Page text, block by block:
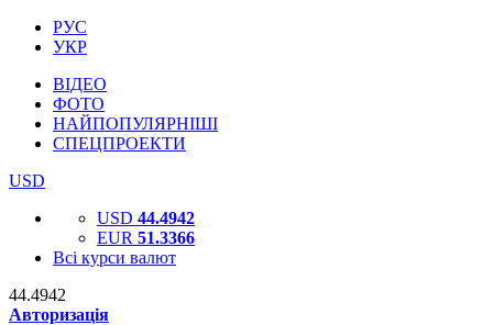
РУС
УКР
ВІДЕО
ФОТО
НАЙПОПУЛЯРНІШІ
СПЕЦПРОЕКТИ
USD
USD 44.4942
EUR 51.3366
Всі курси валют
44.4942
Авторизація